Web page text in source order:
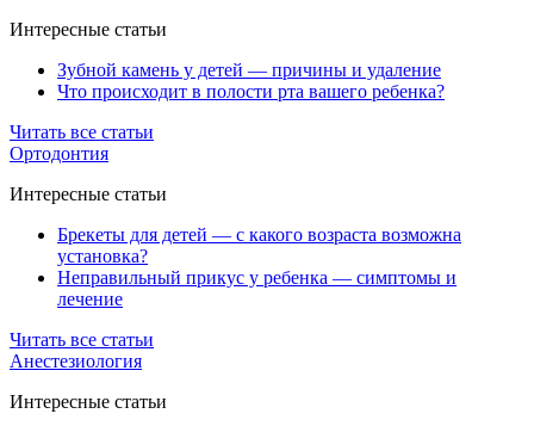
Интересные статьи
Зубной камень у детей — причины и удаление
Что происходит в полости рта вашего ребенка?
Читать все статьи
Ортодонтия
Интересные статьи
Брекеты для детей — с какого возраста возможна
установка?
Неправильный прикус у ребенка — симптомы и
лечение
Читать все статьи
Анестезиология
Интересные статьи